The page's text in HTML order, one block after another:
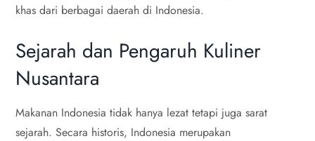
khas dari berbagai daerah di Indonesia.
Sejarah dan Pengaruh Kuliner
Nusantara
Makanan Indonesia tidak hanya lezat tetapi juga sarat
sejarah. Secara historis, Indonesia merupakan